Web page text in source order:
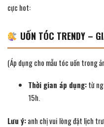
cực hot:
UỐN TÓC TRENDY –
(Áp dụng cho mẫu tóc uốn trong
Thời gian áp dụng:từ
15h.
Lưu ý:anh chị vui lòng đặt lịch